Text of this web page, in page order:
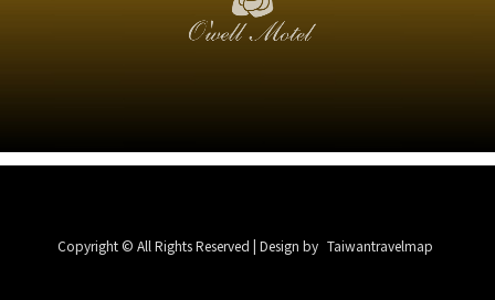
Copyright © All Rights Reserved | Design by Taiwantravelmap